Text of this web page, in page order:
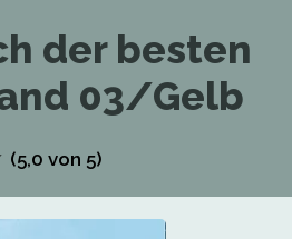
der besten
03/Gelb
(5,0 von 5)